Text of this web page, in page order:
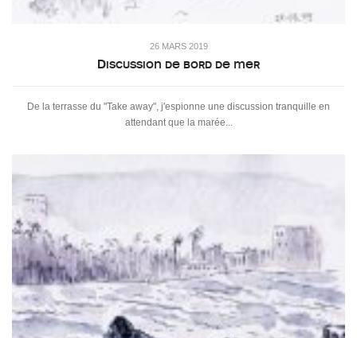
26 MARS 2019
Discussion de bord de mer
De la terrasse du "Take away", j'espionne une discussion tranquille en
attendant que la marée...